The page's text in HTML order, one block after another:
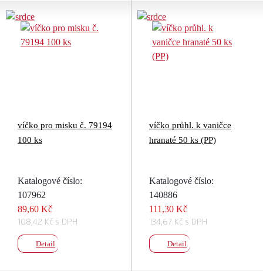
víčko pro misku č. 79194
100 ks
Katalogové číslo:
107962
89,60 Kč
108,42 Kč s DPH
Detail
víčko průhl. k vaničce
hranaté 50 ks (PP)
Katalogové číslo:
140886
111,30 Kč
134,67 Kč s DPH
Detail